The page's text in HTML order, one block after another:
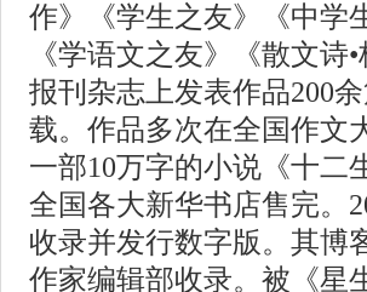
作》《学生之友》《中学
《学语文之友》《散文
报刊杂志上发表作品200
载。作品多次在全国作文
一部10万字的小说《十二
全国各大新华书店售完。
收录并发行数字版。其博
作家编辑部收录。被《星